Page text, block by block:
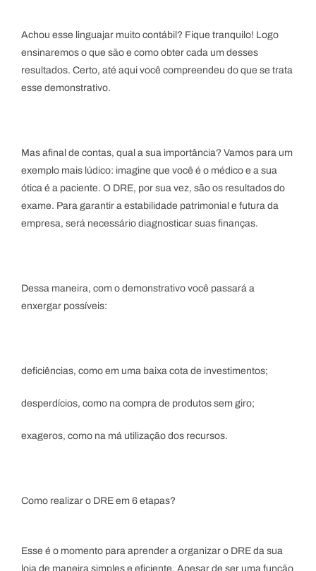
Achou esse linguajar muito contábil? Fique tranquilo! Logo
ensinaremos o que são e como obter cada um desses
resultados. Certo, até aqui você compreendeu do que se trata
esse demonstrativo.
Mas afinal de contas, qual a sua importância? Vamos para um
exemplo mais lúdico: imagine que você é o médico e a sua
ótica é a paciente. O DRE, por sua vez, são os resultados do
exame. Para garantir a estabilidade patrimonial e futura da
empresa, será necessário diagnosticar suas finanças.
Dessa maneira, com o demonstrativo você passará a
enxergar possíveis:
deficiências, como em uma baixa cota de investimentos;
desperdícios, como na compra de produtos sem giro;
exageros, como na má utilização dos recursos.
Como realizar o DRE em 6 etapas?
Esse é o momento para aprender a organizar o DRE da sua
loja de maneira simples e eficiente. Apesar de ser uma função